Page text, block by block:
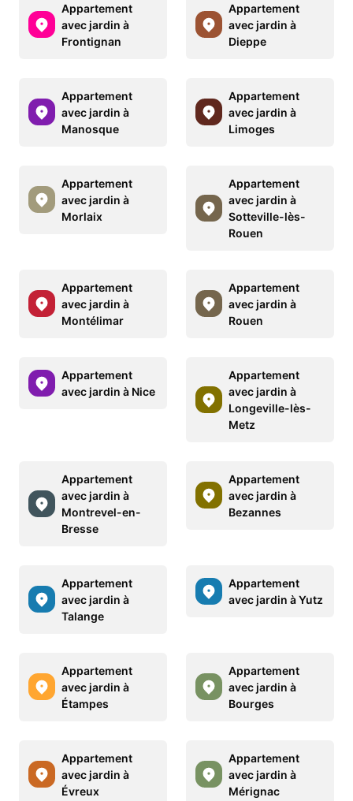
Appartement
avec jardin à
Frontignan
Appartement
avec jardin à
Dieppe
Appartement
avec jardin à
Manosque
Appartement
avec jardin à
Limoges
Appartement
avec jardin à
Morlaix
Appartement
avec jardin à
Sotteville-lès-
Rouen
Appartement
avec jardin à
Montélimar
Appartement
avec jardin à
Rouen
Appartement
avec jardin à Nice
Appartement
avec jardin à
Longeville-lès-
Metz
Appartement
avec jardin à
Montrevel-en-
Bresse
Appartement
avec jardin à
Bezannes
Appartement
avec jardin à
Talange
Appartement
avec jardin à Yutz
Appartement
avec jardin à
Étampes
Appartement
avec jardin à
Bourges
Appartement
avec jardin à
Évreux
Appartement
avec jardin à
Mérignac